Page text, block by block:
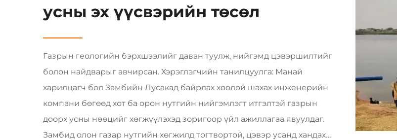
усны эх үүсвэрийн төсөл
Газрын геологийн бэрхшээлийг даван туулж, нийгэмд цэвэршилтийг
болон найдварыг авчирсан. Хэрэглэгчийн танилцуулга: Манай
харилцагч бол Замбийн Лусакад байрлах хоолой шахах инженерийн
компани бөгөөд хот ба орон нутгийн нийгэмлэгт итгэлтэй газрын
доорх усны нөөцийг хөгжүүлэхэд зоригоор үйл ажиллагаа явуулдаг.
Замбид олон газар нутгийн хөгжилд тогтвортой, цэвэр усанд хандах